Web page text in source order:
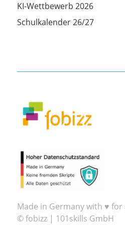
KI-Wettbewerb 2026
Schulkalender 26/27
Made in Germany with ♥
© fobizz | 101skills GmbH